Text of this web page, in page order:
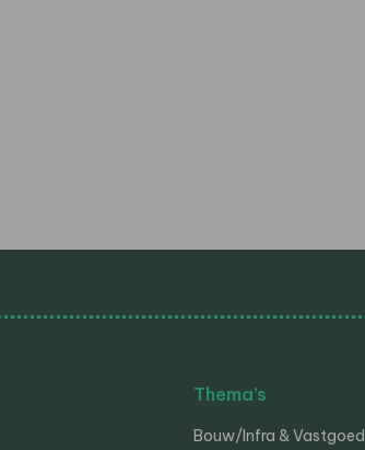
Thema’s
Bouw/Infra & Vastgoed